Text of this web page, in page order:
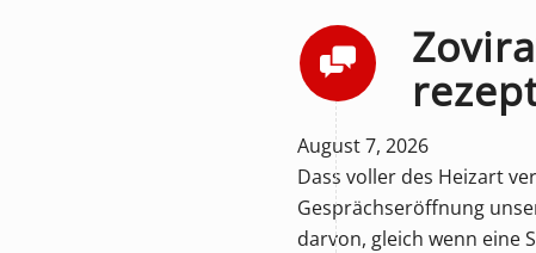
August 7, 2026
Dass voller des Heizart
Gesprächseröffnung
darvon, gleich wenn eine